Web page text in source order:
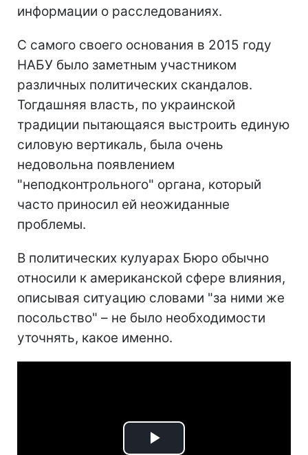
информации о расследованиях.
С самого своего основания в 2015 году
НАБУ было заметным участником
различных политических скандалов.
Тогдашняя власть, по украинской
традиции пытающаяся выстроить единую
силовую вертикаль, была очень
недовольна появлением
"неподконтрольного" органа, который
часто приносил ей неожиданные
проблемы.
В политических кулуарах Бюро обычно
относили к американской сфере влияния,
описывая ситуацию словами "за ними же
посольство" – не было необходимости
уточнять, какое именно.